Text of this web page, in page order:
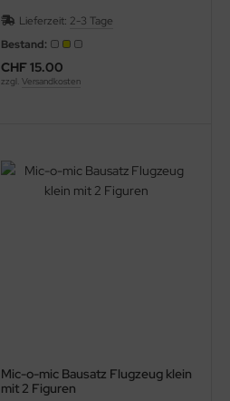
Lieferzeit: 2-3 Tage
Bestand:
CHF 15.00
zzgl. Versandkosten
Mic-o-mic Bausatz Flugzeug klein
mit 2 Figuren